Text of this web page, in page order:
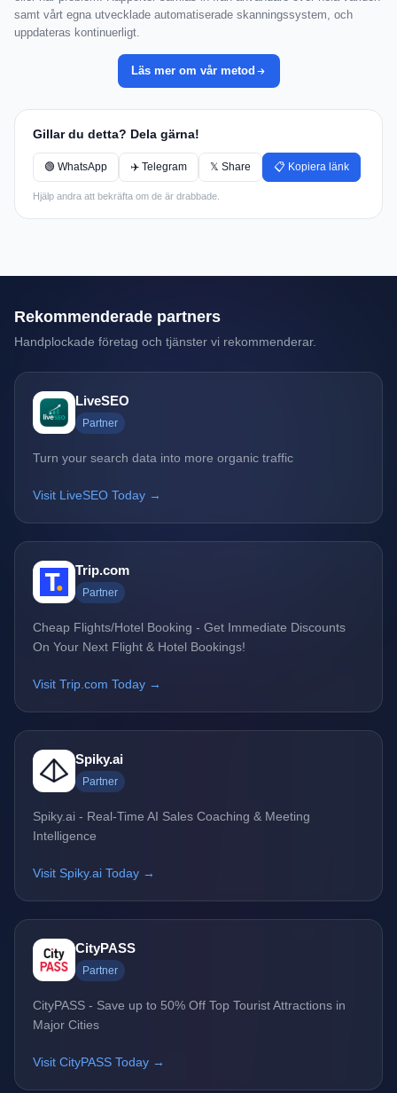
samt vårt egna utvecklade automatiserade skanningssystem, och
uppdateras kontinuerligt.
Läs mer om vår metod
Gillar du detta? Dela gärna!
🟢 WhatsApp ✈️ Telegram 𝕏 Share 📋 Kopiera länk
Hjälp andra att bekräfta om de är drabbade.
Rekommenderade partners
Handplockade företag och tjänster vi rekommenderar.
LiveSEO
Partner
Turn your search data into more organic traffic
Visit LiveSEO Today →
Trip.com
Partner
Cheap Flights/Hotel Booking - Get Immediate Discounts
On Your Next Flight & Hotel Bookings!
Visit Trip.com Today →
Spiky.ai
Partner
Spiky.ai - Real-Time AI Sales Coaching & Meeting
Intelligence
Visit Spiky.ai Today →
CityPASS
Partner
CityPASS - Save up to 50% Off Top Tourist Attractions in
Major Cities
Visit CityPASS Today →